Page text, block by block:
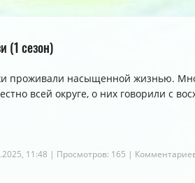
(1 сезон)
проживали насыщенной жизнью.
всей округе, о них говорили с
11:48 | Просмотров: 165 |